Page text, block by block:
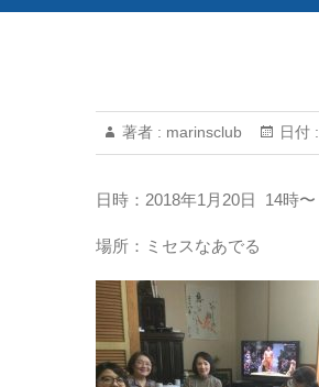
著者 : marinsclub 日付 :
日時：2018年1月20日 14時〜
場所：ミセスなあでる